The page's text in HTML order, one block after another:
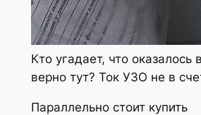
Кто угадает, что оказалось
верно тут? Ток УЗО не в
Параллельно стоит купить